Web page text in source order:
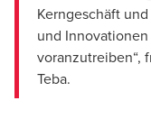
Kerngeschäft
und
voranzutreiben“,
Teba.